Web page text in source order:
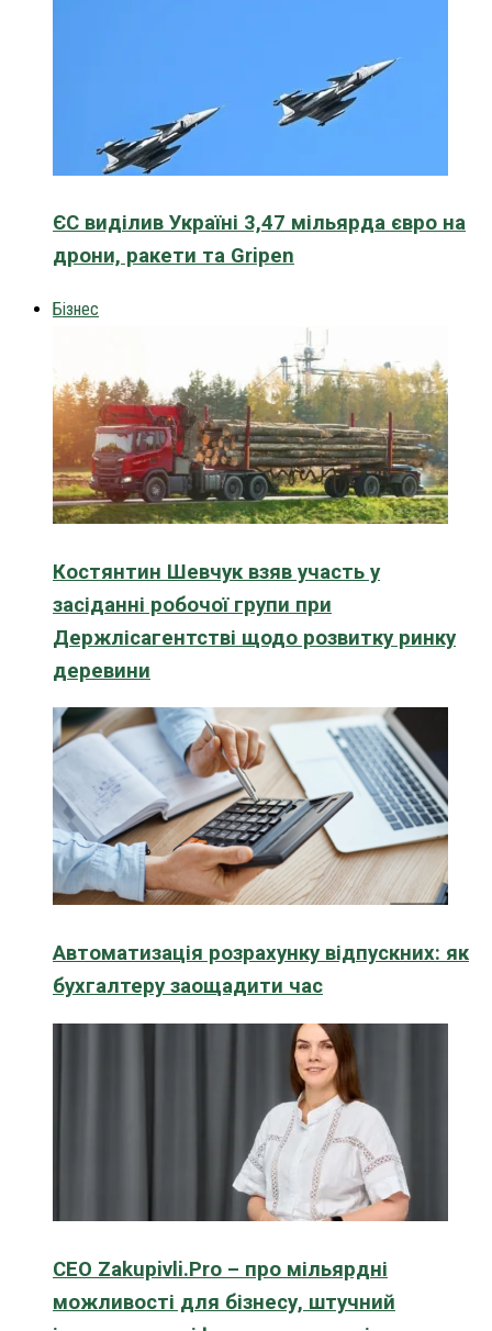
ЄС виділив Україні 3,47 мільярда євро на
дрони, ракети та Gripen
Бізнес
Костянтин Шевчук взяв участь у
засіданні робочої групи при
Держлісагентстві щодо розвитку ринку
деревини
Автоматизація розрахунку відпускних: як
бухгалтеру заощадити час
CEO Zakupivli.Pro – про мільярдні
можливості для бізнесу, штучний